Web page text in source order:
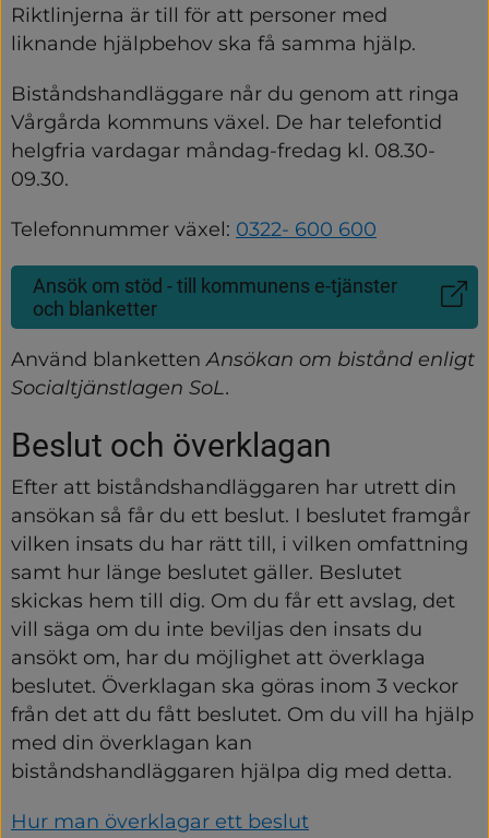
Riktlinjerna är till för att personer med
liknande hjälpbehov ska få samma hjälp.
Biståndshandläggare når du genom att ringa
Vårgårda kommuns växel. De har telefontid
helgfria vardagar måndag-fredag kl. 08.30-
09.30.
Telefonnummer växel: 0322- 600 600
Ansök om stöd - till kommunens e-tjänster
och blanketter
(Länk
till
annan
webbplats)
Använd blanketten Ansökan om bistånd enligt
Socialtjänstlagen SoL.
Beslut och överklagan
Efter att biståndshandläggaren har utrett din
ansökan så får du ett beslut. I beslutet framgår
vilken insats du har rätt till, i vilken omfattning
samt hur länge beslutet gäller. Beslutet
skickas hem till dig. Om du får ett avslag, det
vill säga om du inte beviljas den insats du
ansökt om, har du möjlighet att överklaga
beslutet. Överklagan ska göras inom 3 veckor
från det att du fått beslutet. Om du vill ha hjälp
med din överklagan kan
biståndshandläggaren hjälpa dig med detta.
Hur man överklagar ett beslut